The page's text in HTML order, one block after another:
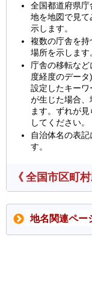
全国都道府県
地を地図で見
示します。
複数の庁舎を
場所を示します
庁舎の移転な
度経度のデータ
設定したキー
が生じた場合
ます。ずれが
してください。
自治体名の表
す。
《 全国市区町
地名関連ペ